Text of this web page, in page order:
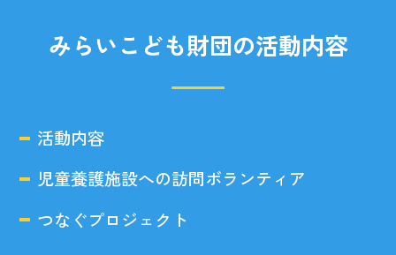
みらいこども財団の活動内容
活動内容
児童養護施設への訪問ボランティア
つなぐプロジェクト